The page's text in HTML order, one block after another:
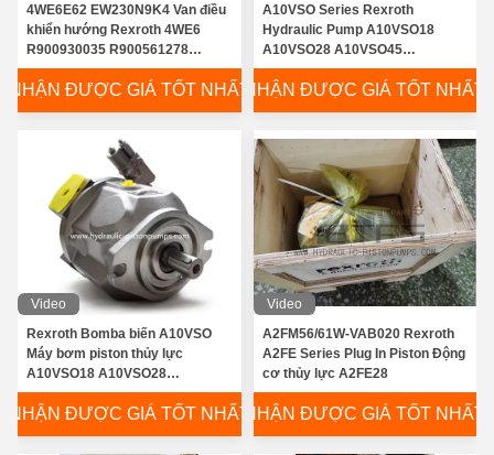
4WE6E62 EW230N9K4 Van điều
khiển hướng Rexroth 4WE6
R900930035 R900561278
R900561288
NHẬN ĐƯỢC GIÁ TỐT NHẤT
A10VSO Series Rexroth
Hydraulic Pump A10VSO18
A10VSO28 A10VSO45
A10VSO71 A10VSO100 Các bộ
phận bơm piston thủy lực
NHẬN ĐƯỢC GIÁ TỐT NHẤT
Video
Rexroth Bomba biến A10VSO
Máy bơm piston thủy lực
A10VSO18 A10VSO28
A10VSO45 A10VSO71
A10VSO100 A10VSO140
NHẬN ĐƯỢC GIÁ TỐT NHẤT
Video
A2FM56/61W-VAB020 Rexroth
A2FE Series Plug In Piston Động
cơ thủy lực A2FE28
NHẬN ĐƯỢC GIÁ TỐT NHẤT